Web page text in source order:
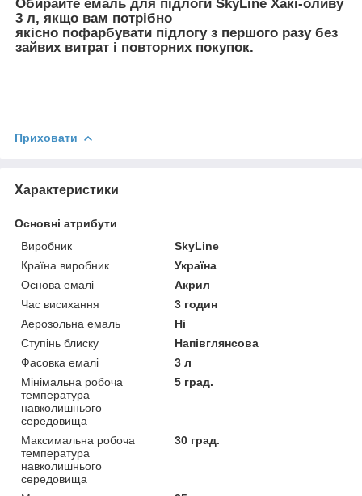
Обирайте емаль для підлоги SkyLine Хакі-оливу
3 л, якщо вам потрібно
якісно пофарбувати підлогу з першого разу без
зайвих витрат і повторних покупок.
Приховати
Характеристики
Основні атрибути
Виробник
SkyLine
Країна виробник
Україна
Основа емалі
Акрил
Час висихання
3 годин
Аерозольна емаль
Ні
Ступінь блиску
Напівглянсова
Фасовка емалі
3 л
Мінімальна робоча
температура
навколишнього
середовища
5 град.
Максимальна робоча
температура
навколишнього
середовища
30 град.